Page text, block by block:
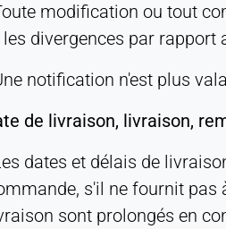
modification ou tout
divergences par
notification n'est plus
de livraison, livraison,
dates et délais de
s'il ne fournit
sont prolongés en
Technology